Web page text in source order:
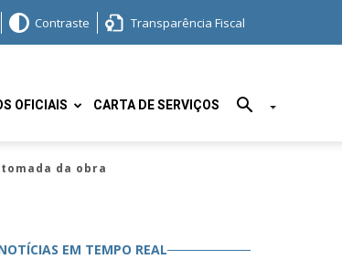
Contraste Transparência Fiscal
OFICIAIS CARTA DE SERVIÇOS
da obra
EM TEMPO REAL